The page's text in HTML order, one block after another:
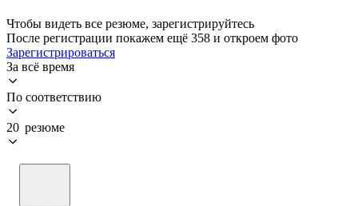
Чтобы видеть все резюме, зарегистрируйтесь
После регистрации покажем ещё 358 и откроем фото
Зарегистрироваться
За всё время
По соответствию
20 резюме